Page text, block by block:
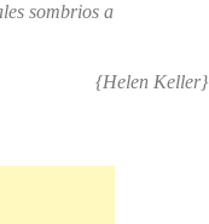
sombrios a
{Helen Keller}